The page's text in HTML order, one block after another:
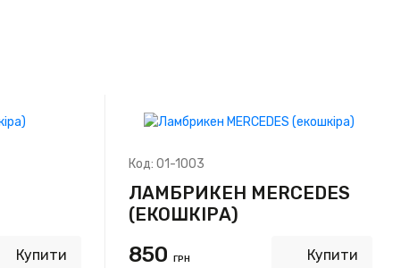
Купити
Код: 01-1003
ЛАМБРИКЕН MERCEDES
(ЕКОШКІРА)
850 ГРН Купити